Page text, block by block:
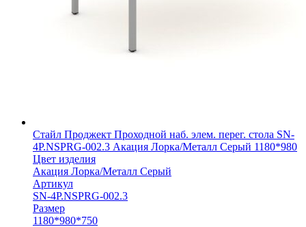
Стайл Проджект Проходной наб. элем. перег. стола SN-
4P.NSPRG-002.3 Акация Лорка/Металл Серый 1180*980
Цвет изделия
Акация Лорка/Металл Серый
Артикул
SN-4P.NSPRG-002.3
Размер
1180*980*750